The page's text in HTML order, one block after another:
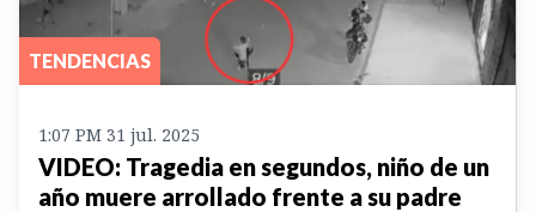
TENDENCIAS
1:07 PM 31 jul. 2025
VIDEO: Tragedia en segundos, niño de un
año muere arrollado frente a su padre